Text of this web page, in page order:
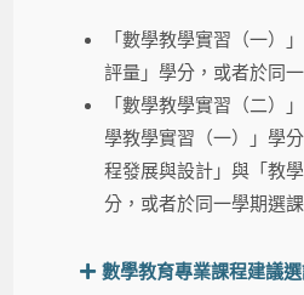
「數學教學實習（一）
評量」學分，或者於同
「數學教學實習（二）
學教學實習（一）」學
程發展與設計」與「教
分，或者於同一學期選課
數學教育專業課程建議選